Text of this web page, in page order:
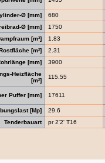
Ø [mm]
680
Ø [mm]
1750
[m³]
1.83
[m²]
2.31
[mm]
3900
Heizfläche
[m²]
115.55
Puffer [mm] 17611
[Mp]
29.6
Tenderbauart
pr 2'2' T16